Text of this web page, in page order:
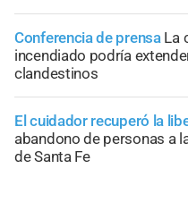
Conferencia de prensa La
incendiado podría
clandestinos
El cuidador recuperó la
abandono de personas a
de Santa Fe